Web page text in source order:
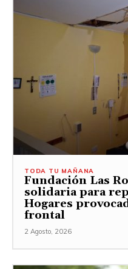
TODA TU MAÑANA
Fundación Las
solidaria para
Hogares
frontal
2 Agosto, 2026